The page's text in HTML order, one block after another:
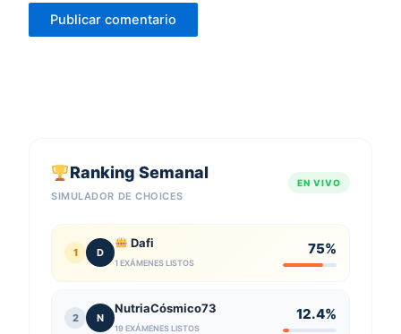
Ranking Semanal
SIMULADOR DE CHOICES
EN VIVO
1 D
Dafi
1 EXÁMENES LISTOS
75%
2 N
NutriaCósmico73
19 EXÁMENES LISTOS
12.4%